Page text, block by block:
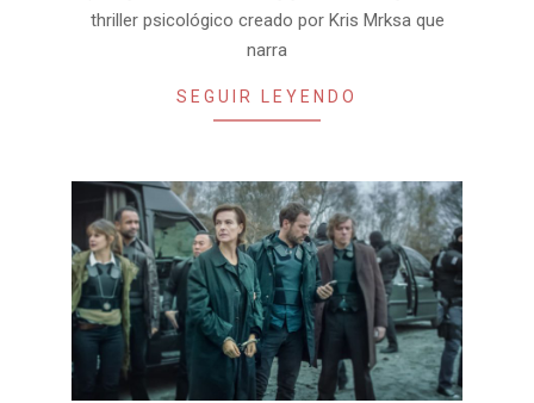
thriller psicológico creado por Kris Mrksa que
narra
SEGUIR LEYENDO